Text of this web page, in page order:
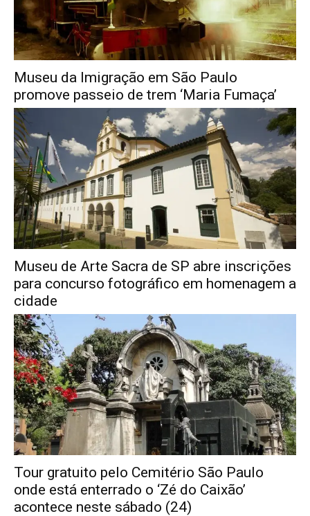
Museu da Imigração em São Paulo
promove passeio de trem ‘Maria Fumaça’
Museu de Arte Sacra de SP abre inscrições
para concurso fotográfico em homenagem a
cidade
Tour gratuito pelo Cemitério São Paulo
onde está enterrado o ‘Zé do Caixão’
acontece neste sábado (24)